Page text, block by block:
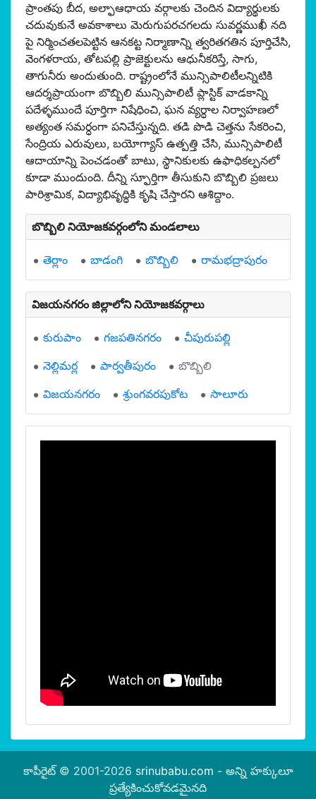
ప్రాంతపు బీద, అల్ఫాఆధాయ వర్గాలకు చెందిన విద్యార్థులకు
చదువుకునే అవకాశాలు మెరుగుపరచగలదు సువర్ణముఖీ నది
పై నిర్మించతలపెట్టిన ఆనకట్ట నిర్మాణాన్ని త్వరితగతిన పూర్తిచేసి,
వెంగళరాయ, తోటపల్లి ప్రాజెక్టులను ఆధునీకరిస్తే, సాగు,
తాగునీరు అందుతుంది. రాష్ట్రంలోనే మున్సిపాలిటీలన్నిటికి
ఆదర్శప్రాయంగా బొబ్బిలి మున్సిపాలిటీ ప్లాస్టిక్ వాడకాన్ని
పదేళ్ళముందే పూర్తిగా నిషేధించి, ఘన వ్యర్ధాల నిర్వాహణలో
అత్యంత సమర్ధంగా పనిచేస్తున్నది. తడి పొడి చెత్తను సేకరించి,
సేంద్రియ ఎరువులు, బయోగ్యాస్ ఉత్పత్తి చేసి, మున్సిపాలిటీ
ఆదాయాన్ని పెంచడంతో బాటు, స్థానికులకు ఉఫాధికల్పనలో
కూడా ముందుంది. దీన్ని స్ఫూర్తిగా తీసుకుని బొబ్బిలి ప్రజలు
పారిశ్రామిక, విద్యాభివృద్ధికి కృషి చేస్తారని ఆశిద్దాం.
బొబ్బిలి నియోజకవర్గంలోని మండలాలు
తెర్లాం బాడంగి బొబ్బిలి రామభద్రాపురం
విజయనగరం జిల్లాలోని నియోజకవర్గాలు
కురుపాం గజపతినగరం
చీపురుపల్లి
నెల్లిమర్ల
పార్వతీపురం
బొబ్బిలి
విజయనగరం
శ్రుంగవరపుకోట సాలూరు
కాపీరైట్ © 2001-2026 srinubabu.com - అన్ని హక్కులూ
ప్రత్యేకించుకోవడమైనది